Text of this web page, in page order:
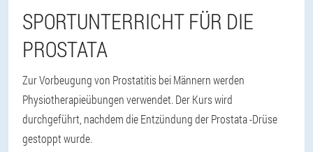
SPORTUNTERRICHT FÜR DIE
PROSTATA
Zur Vorbeugung von Prostatitis bei Männern werden
Physiotherapieübungen verwendet. Der Kurs wird
durchgeführt, nachdem die Entzündung der Prostata -Drüse
gestoppt wurde.